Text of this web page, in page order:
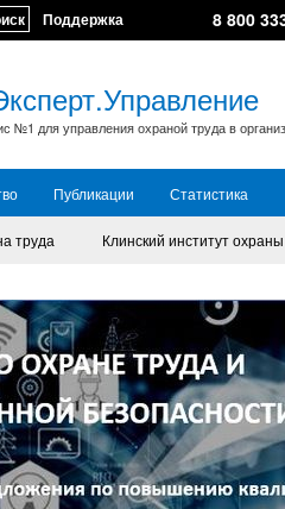
Поддержка 8 800
№1 для управления охраной труда в
Публикации Статистика
труда Клинский институт